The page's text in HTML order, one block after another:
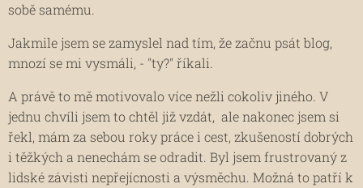
sobě samému.
Jakmile jsem se zamyslel nad tím, že začnu psát blog,
mnozí se mi vysmáli, - "ty?" říkali.
A právě to mě motivovalo více nežli cokoliv jiného. V
jednu chvíli jsem to chtěl již vzdát, ale nakonec jsem si
řekl, mám za sebou roky práce i cest, zkušeností dobrých
i těžkých a nenechám se odradit. Byl jsem frustrovaný z
lidské závisti nepřejícnosti a výsměchu. Možná to patří k